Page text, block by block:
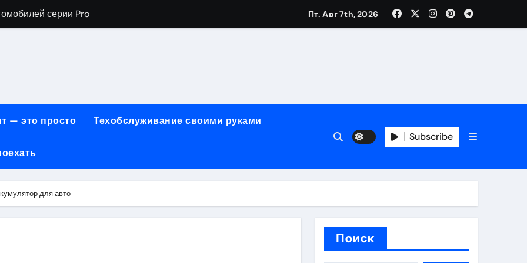
серии Pro
сервиса, наращивания ресниц и депиляции
огнезащиты металла: нанесение при -15°C внутри помещений и под навесом
по безопасности, производительности и типам доступа
и японских грузовых автомобилей
Пт. Авг 7th, 2026
— это просто Техобслуживание своими руками
Subscribe
для авто
Поиск